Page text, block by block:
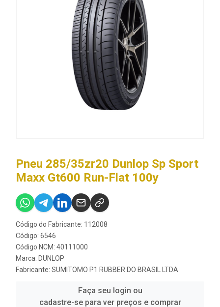
Pneu 285/35zr20 Dunlop Sp Sport
Maxx Gt600 Run-Flat 100y
Código do Fabricante: 112008
Código: 6546
Código NCM: 40111000
Marca: DUNLOP
Fabricante: SUMITOMO P1 RUBBER DO BRASIL LTDA
Faça seu login ou
cadastre-se para ver preços e comprar